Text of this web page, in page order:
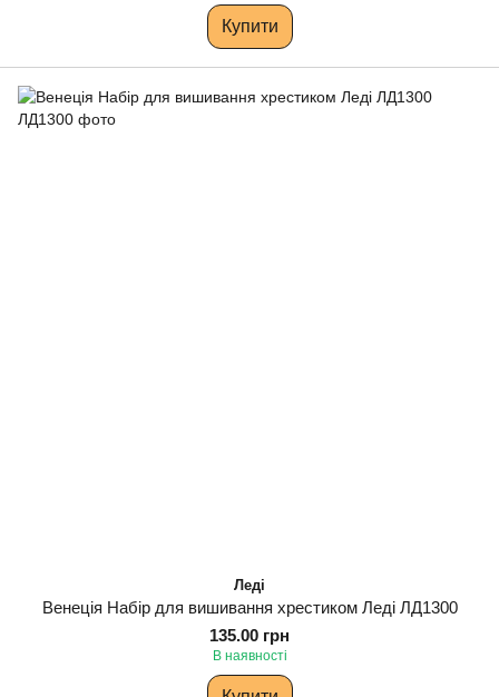
Купити
Леді
Венеція Набір для вишивання хрестиком Леді ЛД1300
135.00 грн
В наявності